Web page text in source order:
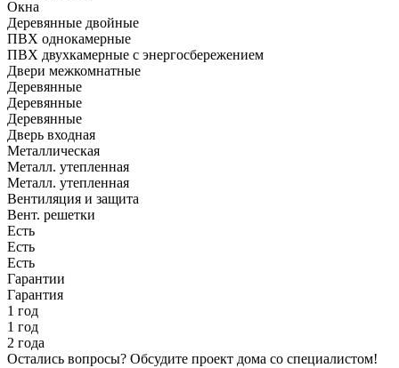
Окна
Деревянные двойные
ПВХ однокамерные
ПВХ двухкамерные с энергосбережением
Двери межкомнатные
Деревянные
Деревянные
Деревянные
Дверь входная
Металлическая
Металл. утепленная
Металл. утепленная
Вентиляция и защита
Вент. решетки
Есть
Есть
Есть
Гарантии
Гарантия
1 год
1 год
2 года
Остались вопросы? Обсудите проект дома со специалистом!